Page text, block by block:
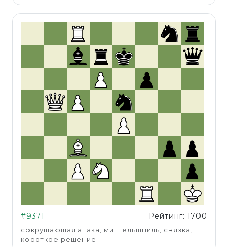
#9371 Рейтинг: 1700
сокрушающая атака, миттельшпиль, связка,
короткое решение